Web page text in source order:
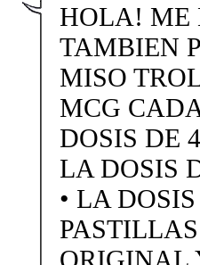
HOLA! ME
TAMBIEN
MISO
MCG
DOSIS DE
LA DOSIS
• LA
ORIGINAL